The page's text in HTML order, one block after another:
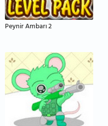
Peynir Ambarı 2